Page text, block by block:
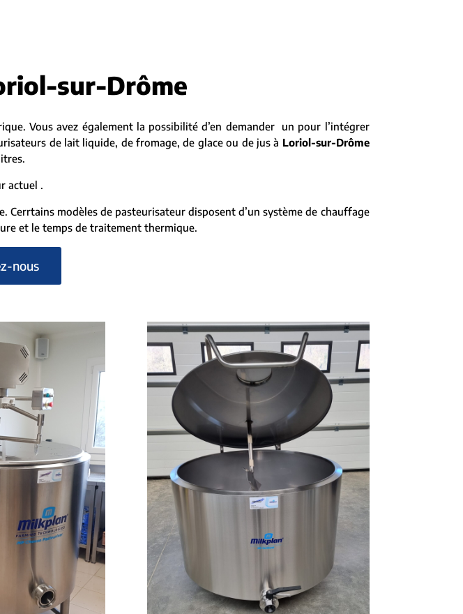
sur-Drôme
Vous avez également la possibilité d’en demander un pour l’intégrer
de lait liquide, de fromage, de glace ou de jus à Loriol-sur-Drôme
.
modèles de pasteurisateur disposent d’un système de chauffage
et le temps de traitement thermique.
nous